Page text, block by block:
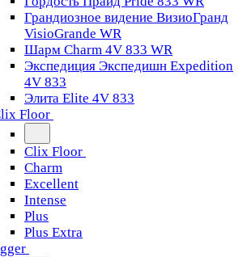
Грандиозное видение ВизиоГранд
VisioGrande WR
Шарм Charm 4V 833 WR
Экспедиция Экспедишн Expedition
4V 833
Элита Elite 4V 833
Floor
Clix Floor
Charm
Excellent
Intense
Plus
Plus Extra